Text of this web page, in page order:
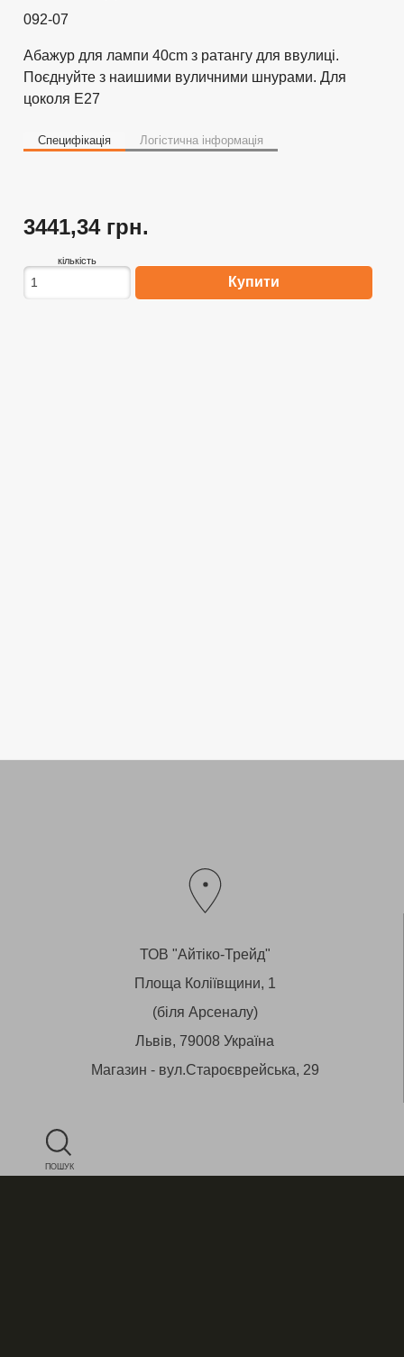
ПОШУК
092-07
Абажур для лампи 40cm з ратангу для ввулиці.
Поєднуйте з наишими вуличними шнурами. Для
цоколя E27
Специфікація Логістична інформація
3441,34 грн.
кількість
ТОВ "Айтіко-Трейд"
Площа Коліївщини, 1
(біля Арсеналу)
Львів, 79008 Україна
Магазин - вул.Староєврейська, 29